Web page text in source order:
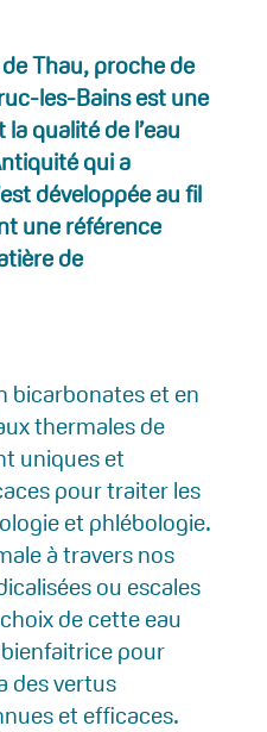
Thau, proche de
les-Bains est une
qualité de l’eau
qui a
développée au fil
une référence
de
bicarbonates et en
thermales de
uniques et
pour traiter les
et phlébologie.
à travers nos
ou escales
de cette eau
pour
des vertus
et efficaces.